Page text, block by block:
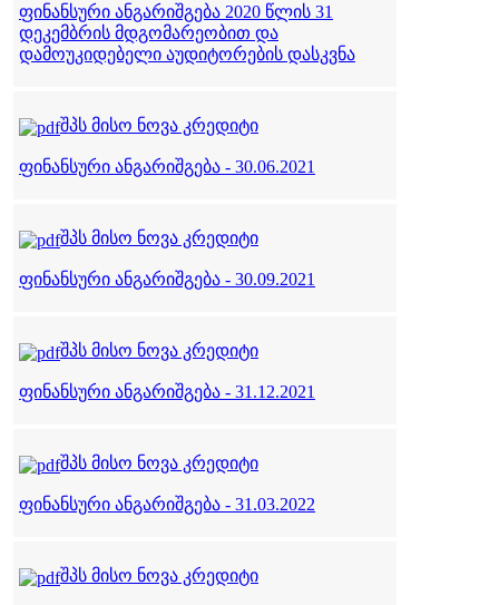
ფინანსური ანგარიშგება 2020 წლის 31
დეკემბრის მდგომარეობით და
დამოუკიდებელი აუდიტორების დასკვნა
შპს მისო ნოვა კრედიტი
ფინანსური ანგარიშგება - 30.06.2021
შპს მისო ნოვა კრედიტი
ფინანსური ანგარიშგება - 30.09.2021
შპს მისო ნოვა კრედიტი
ფინანსური ანგარიშგება - 31.12.2021
შპს მისო ნოვა კრედიტი
ფინანსური ანგარიშგება - 31.03.2022
შპს მისო ნოვა კრედიტი